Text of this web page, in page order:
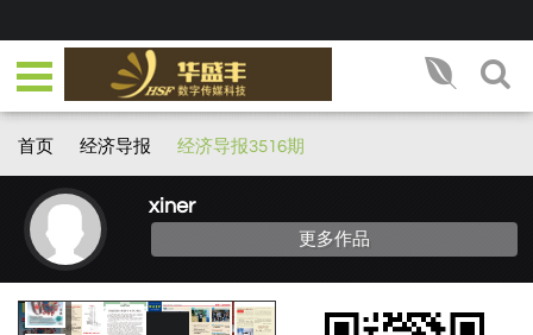
首页 经济导报 经济导报3516期
xiner
更多作品